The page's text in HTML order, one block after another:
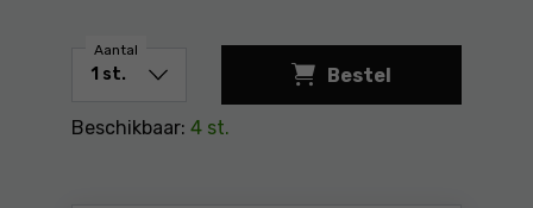
Aantal
Bestel
Startkabels 200a
Beschikbaar: 4 st.